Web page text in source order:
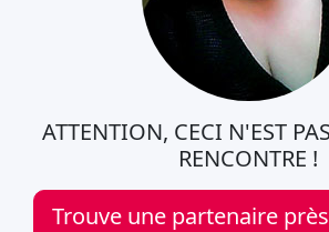
ATTENTION, CECI N'EST
RENCONTRE !
Trouve une partenaire